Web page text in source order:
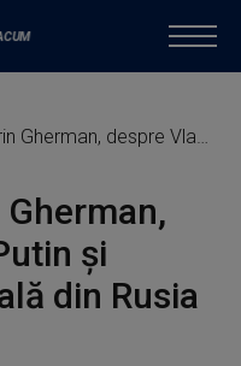
Vladimir Putin și mobilizarea parțială din Rusia
și
din Rusia